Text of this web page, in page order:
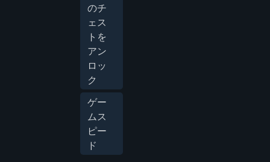
のチ
ェス
トを
アン
ロッ
ク
ゲー
ムス
ピー
ド